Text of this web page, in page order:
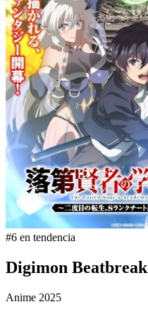
#6 en tendencia
Digimon Beatbreak
Anime 2025